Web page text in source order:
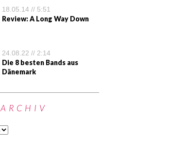
18.05.14 // 5:51
Review: A Long Way Down
24.08.22 // 2:14
Die 8 besten Bands aus
Dänemark
ARCHIV